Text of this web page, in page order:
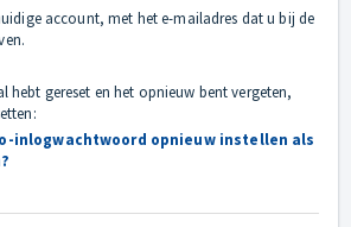
account, met het e-mailadres dat u bij de
hebt gereset en het opnieuw bent vergeten,
inlogwachtwoord opnieuw instellen als